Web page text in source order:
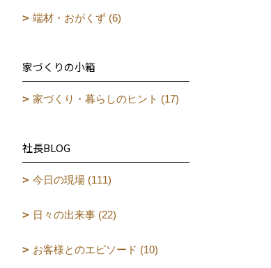
端材・おがくず (6)
家づくりの小箱
家づくり・暮らしのヒント (17)
社長BLOG
今日の現場 (111)
日々の出来事 (22)
お客様とのエピソード (10)